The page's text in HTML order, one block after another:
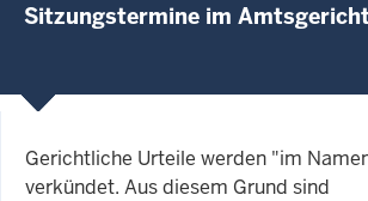
Sitzungstermine im
Gerichtliche Urteile werden "im
verkündet. Aus diesem Grund sind